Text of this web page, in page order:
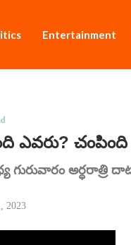
Entertainment
ఎవరు? చంపింది
అర్ధరాత్రి
2023